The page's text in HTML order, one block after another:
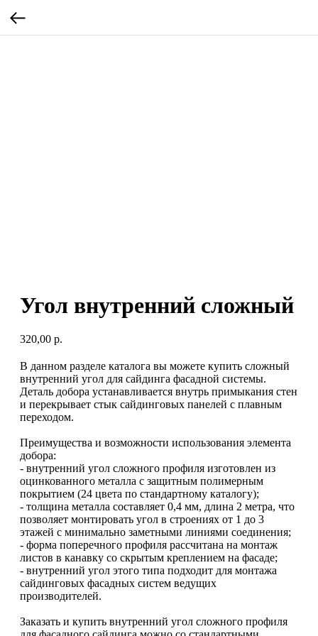
Угол внутренний сложный
320,00 р.
В данном разделе каталога вы можете купить сложный
внутренний угол для сайдинга фасадной системы.
Деталь добора устанавливается внутрь примыкания стен
и перекрывает стык сайдинговых панелей с плавным
переходом.
Преимущества и возможности использования элемента
добора:
- внутренний угол сложного профиля изготовлен из
оцинкованного металла с защитным полимерным
покрытием (24 цвета по стандартному каталогу);
- толщина металла составляет 0,4 мм, длина 2 метра, что
позволяет монтировать угол в строениях от 1 до 3
этажей с минимально заметными линиями соединения;
- форма поперечного профиля рассчитана на монтаж
листов в канавку со скрытым креплением на фасаде;
- внутренний угол этого типа подходит для монтажа
сайдинговых фасадных систем ведущих
производителей.
Заказать и купить внутренний угол сложного профиля